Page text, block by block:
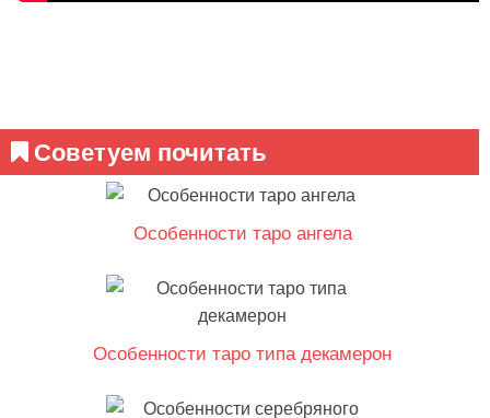
Советуем почитать
Особенности таро ангела
Особенности таро типа декамерон